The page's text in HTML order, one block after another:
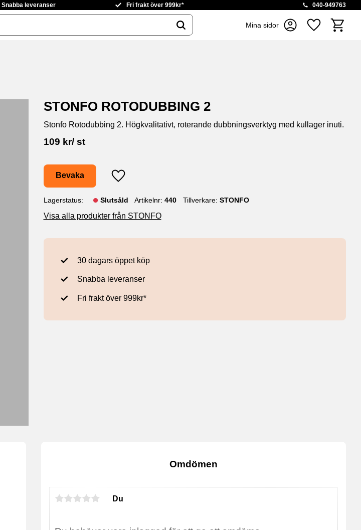
Snabba leveranser Fri frakt över 999kr* 040-949763
Mina sidor Favoriter
STONFO ROTODUBBING 2
Stonfo Rotodubbing 2. Högkvalitativt, roterande dubbningsverktyg med kullager inuti.
109 kr/ st
Lägg till i favoriter
Bevaka
Lagerstatus Slutsåld Artikelnr 440 Tillverkare STONFO
Visa alla produkter från STONFO
30 dagars öppet köp
Snabba leveranser
Fri frakt över 999kr*
Omdömen
Du